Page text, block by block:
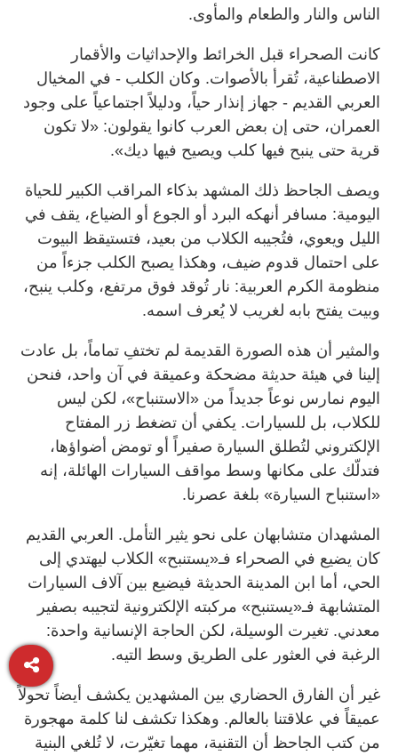
الناس والنار والطعام والمأوى.
كانت الصحراء قبل الخرائط والإحداثيات والأقمار
الاصطناعية، تُقرأ بالأصوات. وكان الكلب - في المخيال
العربي القديم - جهاز إنذار حياً، ودليلاً اجتماعياً على وجود
العمران، حتى إن بعض العرب كانوا يقولون: «لا تكون
قرية حتى ينبح فيها كلب ويصيح فيها ديك».
ويصف الجاحظ ذلك المشهد بذكاء المراقب الكبير للحياة
اليومية: مسافر أنهكه البرد أو الجوع أو الضياع، يقف في
الليل ويعوي، فتُجيبه الكلاب من بعيد، فتستيقظ البيوت
على احتمال قدوم ضيف، وهكذا يصبح الكلب جزءاً من
منظومة الكرم العربية: نار تُوقد فوق مرتفع، وكلب ينبح،
وبيت يفتح بابه لغريب لا يُعرف اسمه.
والمثير أن هذه الصورة القديمة لم تختفِ تماماً، بل عادت
إلينا في هيئة حديثة مضحكة وعميقة في آن واحد، فنحن
اليوم نمارس نوعاً جديداً من «الاستنباح»، لكن ليس
للكلاب، بل للسيارات. يكفي أن تضغط زر المفتاح
الإلكتروني لتُطلق السيارة صفيراً أو تومض أضواؤها،
فتدلّك على مكانها وسط مواقف السيارات الهائلة، إنه
«استنباح السيارة» بلغة عصرنا.
المشهدان متشابهان على نحو يثير التأمل. العربي القديم
كان يضيع في الصحراء فـ«يستنبح» الكلاب ليهتدي إلى
الحي، أما ابن المدينة الحديثة فيضيع بين آلاف السيارات
المتشابهة فـ«يستنبح» مركبته الإلكترونية لتجيبه بصفير
معدني. تغيرت الوسيلة، لكن الحاجة الإنسانية واحدة:
الرغبة في العثور على الطريق وسط التيه.
غير أن الفارق الحضاري بين المشهدين يكشف أيضاً تحولاً
عميقاً في علاقتنا بالعالم. وهكذا تكشف لنا كلمة مهجورة
من كتب الجاحظ أن التقنية، مهما تغيّرت، لا تُلغي البنية